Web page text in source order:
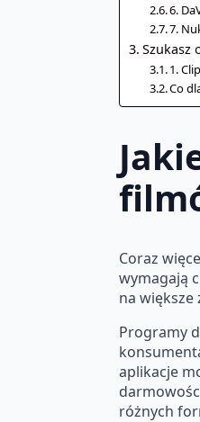
6.
7.
Szukasz
1.
Co
Coraz
wymagają
na
Programy
aplikacje
różnych